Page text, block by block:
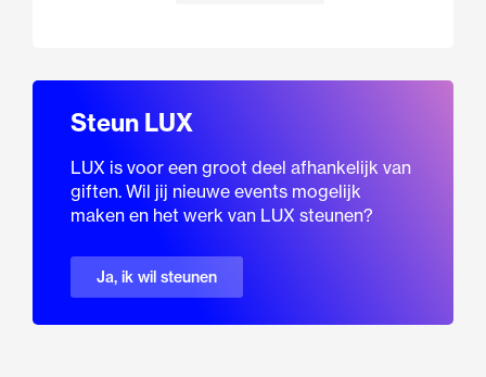
Steun LUX
LUX is voor een groot deel afhankelijk van
giften. Wil jij nieuwe events mogelijk
maken en het werk van LUX steunen?
Ja, ik wil steunen